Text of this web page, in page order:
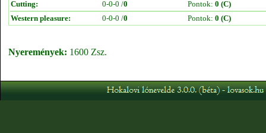
Cutting:
0-0-0 /0 Pontok: 0 (C)
Western pleasure:
0-0-0 /0 Pontok: 0 (C)
Nyeremények: 1600 Zsz.